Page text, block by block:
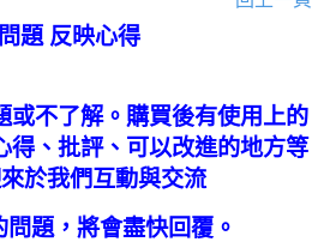
題 反映心得
或不了解。購買後有使用上的
得、批評、可以改進的地方等
於我們互動與交流
題，將會盡快回覆。